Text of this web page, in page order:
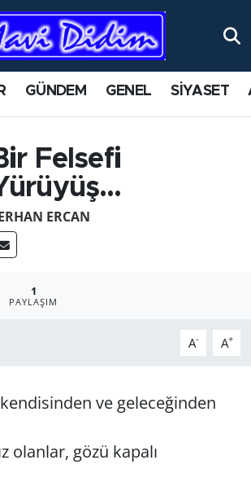
GÜNDEM GENEL SİYASET
Felsefi
ERCAN
1
PAYLAŞIM
A- A+
ve geleceğinden
olanlar, gözü kapalı
Durumu ve Fikstür
Haberleri